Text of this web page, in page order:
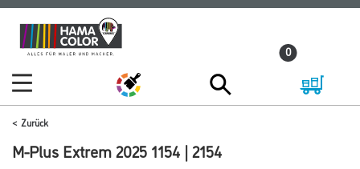
Zum
Inhalt
Zum
Navigationsmenü
0
Zurück
M-Plus Extrem 2025 1154 | 2154